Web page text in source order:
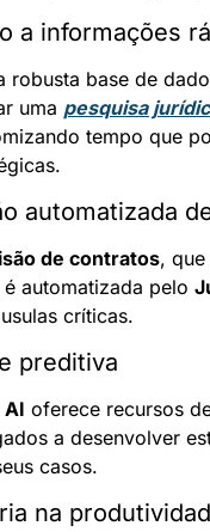
a informações
robusta base de
uma pesquisa
tempo que
automatizada
de contratos, que
automatizada pelo
críticas.
preditiva
AI oferece recursos
a desenvolver
casos.
na